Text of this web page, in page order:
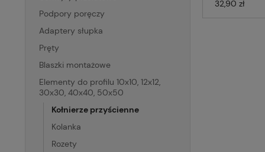
Podpory poręczy
Adaptery słupka
Pręty
Blaszki montażowe
Elementy do profilu 10x10, 12x12,
30x30, 40x40, 50x50
Kołnierze przyścienne
Kolanka
Rozety
32,90 zł